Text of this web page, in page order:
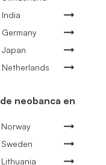
neobanca en